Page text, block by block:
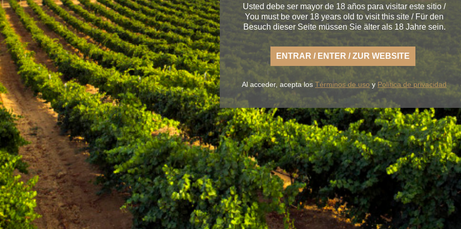
Con BLUME disfrutas la fresca naturaleza de un Rueda ligero,desenfadado
tierra fértil de sabor.
NUESTROS VINOS LA BODEGA BLUME & GASTRO BLUME & YOU
+34 926 32 24 00 contacto@pagosdelrey.com
Ⓒ PAGOS DEL REY-Política de privacidad-Política de cookies- Tienda
Usted debe ser mayor de 18 años para visitar este sitio /
You must be over 18 years old to visit this site / Für den
Besuch dieser Seite müssen Sie älter als 18 Jahre sein.
ENTRAR / ENTER / ZUR WEBSITE
Al acceder, acepta los Términos de uso y Política de privacidad